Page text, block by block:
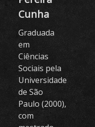
Cunha
Graduada
em
Ciências
Sociais pela
Universidade
de São
Paulo (2000),
com